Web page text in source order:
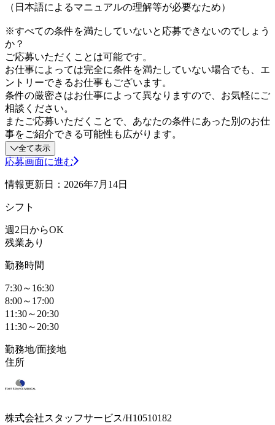
（日本語によるマニュアルの理解等が必要なため）
※すべての条件を満たしていないと応募できないのでしょう
か？
ご応募いただくことは可能です。
お仕事によっては完全に条件を満たしていない場合でも、エ
ントリーできるお仕事もございます。
条件の厳密さはお仕事によって異なりますので、お気軽にご
相談ください。
またご応募いただくことで、あなたの条件にあった別のお仕
事をご紹介できる可能性も広がります。
全て表示
応募画面に進む
情報更新日：2026年7月14日
シフト
週2日からOK
残業あり
勤務時間
7:30～16:30
8:00～17:00
11:30～20:30
11:30～20:30
勤務地/面接地
住所
株式会社スタッフサービス/H10510182